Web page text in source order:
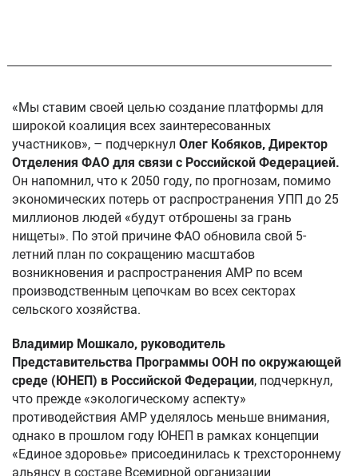
«Мы ставим своей целью создание платформы для
широкой коалиция всех заинтересованных
участников», – подчеркнул Олег Кобяков, Директор
Отделения ФАО для связи с Российской Федерацией.
Он напомнил, что к 2050 году, по прогнозам, помимо
экономических потерь от распространения УПП до 25
миллионов людей «будут отброшены за грань
нищеты». По этой причине ФАО обновила свой 5-
летний план по сокращению масштабов
возникновения и распространения АМР по всем
производственным цепочкам во всех секторах
сельского хозяйства.
Владимир Мошкало, руководитель
Представительства Программы ООН по окружающей
среде (ЮНЕП) в Российской Федерации, подчеркнул,
что прежде «экологическому аспекту»
противодействия АМР уделялось меньше внимания,
однако в прошлом году ЮНЕП в рамках концепции
«Единое здоровье» присоединилась к трехстороннему
альянсу в составе Всемирной организации